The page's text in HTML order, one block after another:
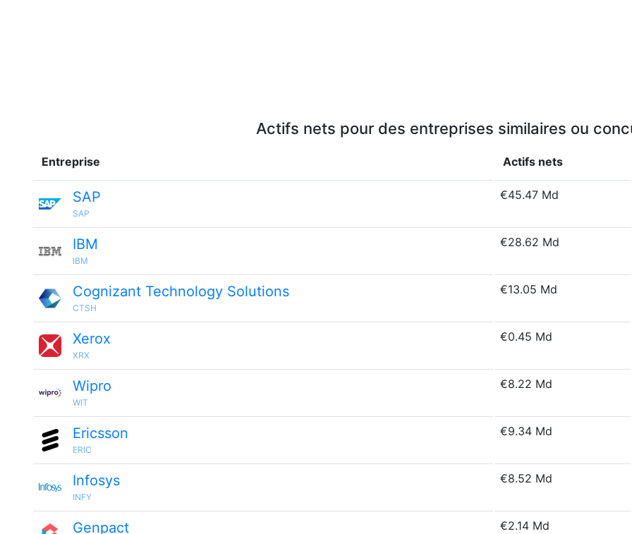
Actifs nets pour des entreprises similaires ou
Entreprise Actifs nets
SAP
SAP
€45.47 Md
IBM
IBM
€28.62 Md
Cognizant Technology Solutions
CTSH
€13.05 Md
Xerox
XRX
€0.45 Md
Wipro
WIT
€8.22 Md
Ericsson
ERIC
€9.34 Md
Infosys
INFY
€8.52 Md
Genpact €2.14 Md